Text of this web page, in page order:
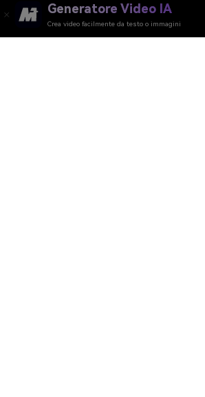
Generatore Video IA
Crea video facilmente da testo o immagini